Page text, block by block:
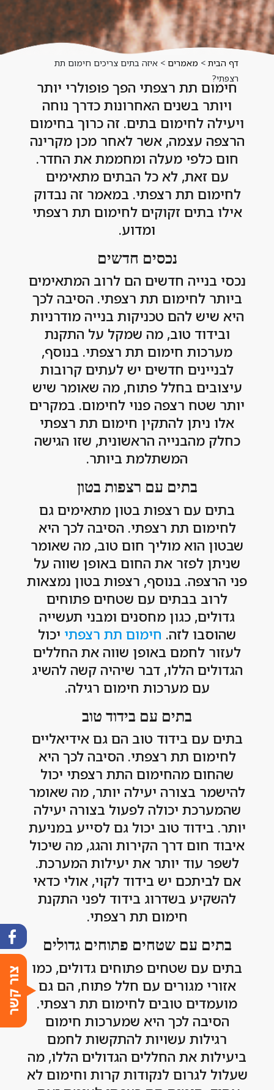
דף הבית> מאמרים > איזה בתים צריכים חימום תת
רצפתי?
חימום תת רצפתי הפך פופולרי יותר
ויותר בשנים האחרונות כדרך נוחה
ויעילה לחימום בתים. זה כרוך בחימום
הרצפה עצמה, אשר לאחר מכן מקרינה
חום כלפי מעלה ומחממת את החדר.
עם זאת, לא כל הבתים מתאימים
לחימום תת רצפתי. במאמר זה נבדוק
אילו בתים זקוקים לחימום תת רצפתי
ומדוע.
נכסים חדשים
נכסי בנייה חדשים הם לרוב המתאימים
ביותר לחימום תת רצפתי. הסיבה לכך
היא שיש להם טכניקות בנייה מודרניות
ובידוד טוב, מה שמקל על התקנת
מערכות חימום תת רצפתי. בנוסף,
לבניינים חדשים יש לעתים קרובות
עיצובים בחלל פתוח, מה שאומר שיש
יותר שטח רצפה פנוי לחימום. במקרים
אלו ניתן להתקין חימום תת רצפתי
כחלק מהבנייה הראשונית, שזו הגישה
המשתלמת ביותר.
בתים עם רצפות בטון
בתים עם רצפות בטון מתאימים גם
לחימום תת רצפתי. הסיבה לכך היא
שבטון הוא מוליך חום טוב, מה שאומר
שניתן לפזר את החום באופן שווה על
פני הרצפה. בנוסף, רצפות בטון נמצאות
לרוב בבתים עם שטחים פתוחים
גדולים, כגון מחסנים ומבני תעשייה
שהוסבו לזה. חימום תת רצפתי יכול
לעזור לחמם באופן שווה את החללים
הגדולים הללו, דבר שיהיה קשה להשיג
עם מערכות חימום רגילה.
בתים עם בידוד טוב
בתים עם בידוד טוב הם גם אידיאליים
לחימום תת רצפתי. הסיבה לכך היא
שהחום מהחימום התת רצפתי יכול
להישמר בצורה יעילה יותר, מה שאומר
שהמערכת יכולה לפעול בצורה יעילה
יותר. בידוד טוב יכול גם לסייע במניעת
איבוד חום דרך הקירות והגג, מה שיכול
לשפר עוד יותר את יעילות המערכת.
אם לביתכם יש בידוד לקוי, אולי כדאי
להשקיע בשדרוג בידוד לפני התקנת
חימום תת רצפתי.
בתים עם שטחים פתוחים גדולים
בתים עם שטחים פתוחים גדולים, כמו
אזורי מגורים עם חלל פתוח, הם גם
מועמדים טובים לחימום תת רצפתי.
הסיבה לכך היא שמערכות חימום
רגילות עשויות להתקשות לחמם
ביעילות את החללים הגדולים הללו, מה
שעלול לגרום לנקודות קרות וחימום לא